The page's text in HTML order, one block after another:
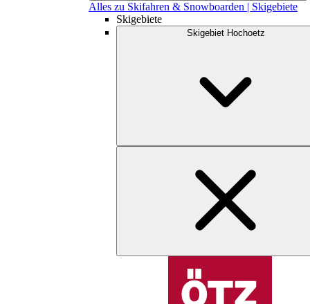
Alles zu Skifahren & Snowboarden | Skigebiete
Skigebiete
Skigebiet Hochoetz